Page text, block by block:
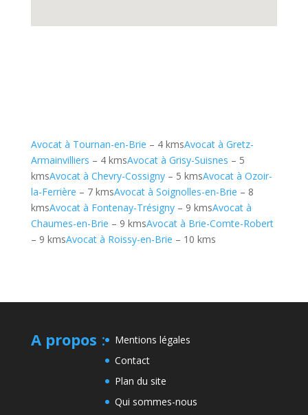
Avocat à Tournan-en-Brie – 4 kmsAvocat à Gretz-
Armainvilliers – 4 kmsAvocat à Grisy-Suisnes – 5
kmsAvocat à Chevry-Cossigny– 5 kmsAvocat à Ozoir-
la-Ferrière – 7 kmsAvocat à Soignolles-en-Brie – 8
kmsAvocat à Fontenay-Trésigny– 9 kmsAvocat à
Chaumes-en-Brie – 9 kmsAvocat à Brie-Comte-Robert
– 9 kmsAvocat à Roissy-en-Brie – 10 kms
A propos :
Mentions légales
Contact
Plan du site
Qui sommes-nous